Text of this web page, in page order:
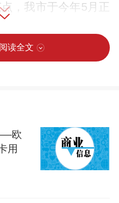
，我市于今年5月正
额度，并明确中医病
同病种同等分值。同
医同病同效同价。
的主要有：普通针
熏洗治疗、推拿治
读全文
欧
用